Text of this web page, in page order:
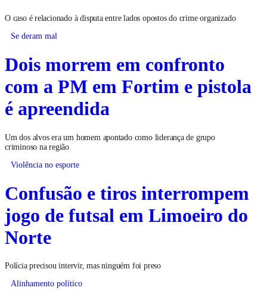
O caso é relacionado à disputa entre lados opostos do crime organizado
Se deram mal
Dois morrem em confronto
com a PM em Fortim e pistola
é apreendida
Um dos alvos era um homem apontado como liderança de grupo
criminoso na região
Violência no esporte
Confusão e tiros interrompem
jogo de futsal em Limoeiro do
Norte
Polícia precisou intervir, mas ninguém foi preso
Alinhamento político